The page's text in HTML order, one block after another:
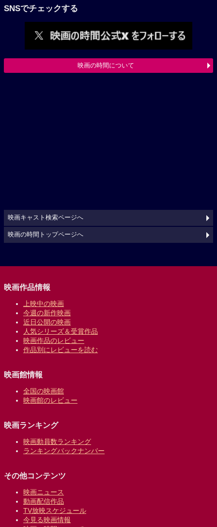
SNSでチェックする
映画の時間について
映画キャスト検索ページへ
映画の時間トップページへ
映画作品情報
上映中の映画
今週の新作映画
近日公開の映画
人気シリーズ＆受賞作品
映画作品のレビュー
作品別にレビューを読む
映画館情報
全国の映画館
映画館のレビュー
映画ランキング
映画動員数ランキング
ランキングバックナンバー
その他コンテンツ
映画ニュース
動画配信作品
TV放映スケジュール
今見る映画情報